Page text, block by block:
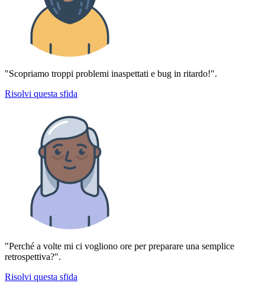
"Scopriamo troppi problemi inaspettati e bug in ritardo!".
Risolvi questa sfida
"Perché a volte mi ci vogliono ore per preparare una semplice
retrospettiva?".
Risolvi questa sfida